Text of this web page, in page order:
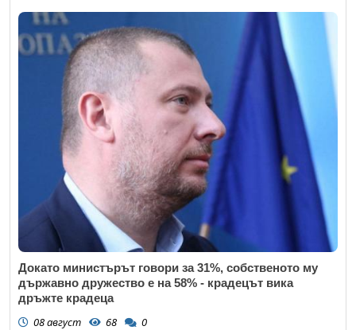
Докато министърът говори за 31%, собственото му
държавно дружество е на 58% - крадецът вика
дръжте крадеца
08 август 68 0